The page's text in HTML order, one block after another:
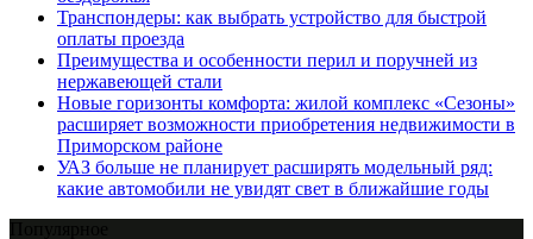
Транспондеры: как выбрать устройство для быстрой
оплаты проезда
Преимущества и особенности перил и поручней из
нержавеющей стали
Новые горизонты комфорта: жилой комплекс «Сезоны»
расширяет возможности приобретения недвижимости в
Приморском районе
УАЗ больше не планирует расширять модельный ряд:
какие автомобили не увидят свет в ближайшие годы